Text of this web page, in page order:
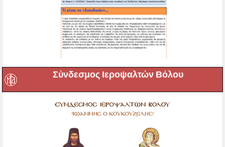
Σύνδεσμος Ιεροψαλτών Βόλου